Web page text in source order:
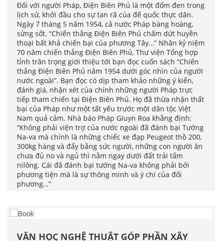
Đối với người Pháp, Điện Biên Phủ là một đốm đen trong
lịch sử, khởi đầu cho sự tan rã của đế quốc thực dân.
Ngày 7 tháng 5 năm 1954, cả nước Pháp bàng hoàng,
sửng sốt. “Chiến thắng Điện Biên Phủ chấm dứt huyền
thoại bất khả chiến bại của phương Tây…” Nhân kỷ niệm
70 năm chiến thắng Điện Biên Phủ, Thư viện Tổng hợp
tỉnh trân trọng giới thiệu tới bạn đọc cuốn sách “Chiến
thắng Điện Biên Phủ năm 1954 dưới góc nhìn của người
nước ngoài”. Bạn đọc có dịp tham khảo những ý kiến,
đánh giá, nhận xét của chính những người Pháp trực
tiếp tham chiến tại Điện Biên Phủ. Họ đã thừa nhận thất
bại của Pháp như một tất yếu trước một dân tộc Việt
Nam quả cảm. Nhà báo Pháp Giuyn Roa khẳng định:
“Không phải viện trợ của nước ngoài đã đánh bại Tướng
Na-va mà chính là những chiếc xe đạp Peugeot thồ 200,
300kg hàng và đẩy bằng sức người, những con người ăn
chưa đủ no và ngủ thì nằm ngay dưới đất trải tấm
nilông. Cái đã đánh bại tướng Na-va không phải bởi
phương tiện mà là sự thông minh và ý chí của đối
phương…”
VĂN HỌC NGHỆ THUẬT GÓP PHẦN XÂY